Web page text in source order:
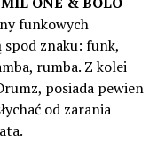
funkowych
spod znaku: funk,
rumba. Z kolei
posiada pewien
od zarania